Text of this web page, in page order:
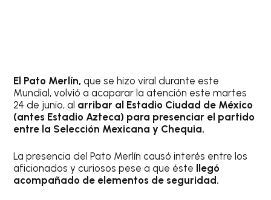
El Pato Merlín,que se hizo viral durante este
Mundial, volvió a acaparar la atención este martes
24 de junio, al arribar al Estadio Ciudad de México
(antes Estadio Azteca) para presenciar el partido
entre la Selección Mexicana y Chequia.
La presencia del Pato Merlín causó interés entre los
aficionados y curiosos pese a que éste
llegó
acompañado de elementos de seguridad.